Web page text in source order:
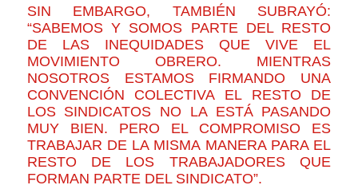
SIN EMBARGO, TAMBIÉN SUBRAYÓ:
“SABEMOS Y SOMOS PARTE DEL RESTO
DE LAS INEQUIDADES QUE VIVE EL
MOVIMIENTO OBRERO. MIENTRAS
NOSOTROS ESTAMOS FIRMANDO UNA
CONVENCIÓN COLECTIVA EL RESTO DE
LOS SINDICATOS NO LA ESTÁ PASANDO
MUY BIEN. PERO EL COMPROMISO ES
TRABAJAR DE LA MISMA MANERA PARA EL
RESTO DE LOS TRABAJADORES QUE
FORMAN PARTE DEL SINDICATO”.